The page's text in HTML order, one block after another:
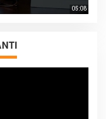
05:08